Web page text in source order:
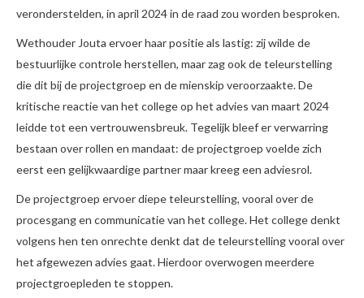
veronderstelden, in april 2024 in de raad zou worden besproken.
Wethouder Jouta ervoer haar positie als lastig: zij wilde de
bestuurlijke controle herstellen, maar zag ook de teleurstelling
die dit bij de projectgroep en de mienskip veroorzaakte. De
kritische reactie van het college op het advies van maart 2024
leidde tot een vertrouwensbreuk. Tegelijk bleef er verwarring
bestaan over rollen en mandaat: de projectgroep voelde zich
eerst een gelijkwaardige partner maar kreeg een adviesrol.
De projectgroep ervoer diepe teleurstelling, vooral over de
procesgang en communicatie van het college. Het college denkt
volgens hen ten onrechte denkt dat de teleurstelling vooral over
het afgewezen advies gaat. Hierdoor overwogen meerdere
projectgroepleden te stoppen.